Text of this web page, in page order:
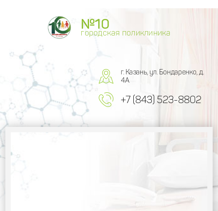
№10
городская поликлиника
г. Казань, ул. Бондаренко, д.
4А
+7 (843) 523-8802